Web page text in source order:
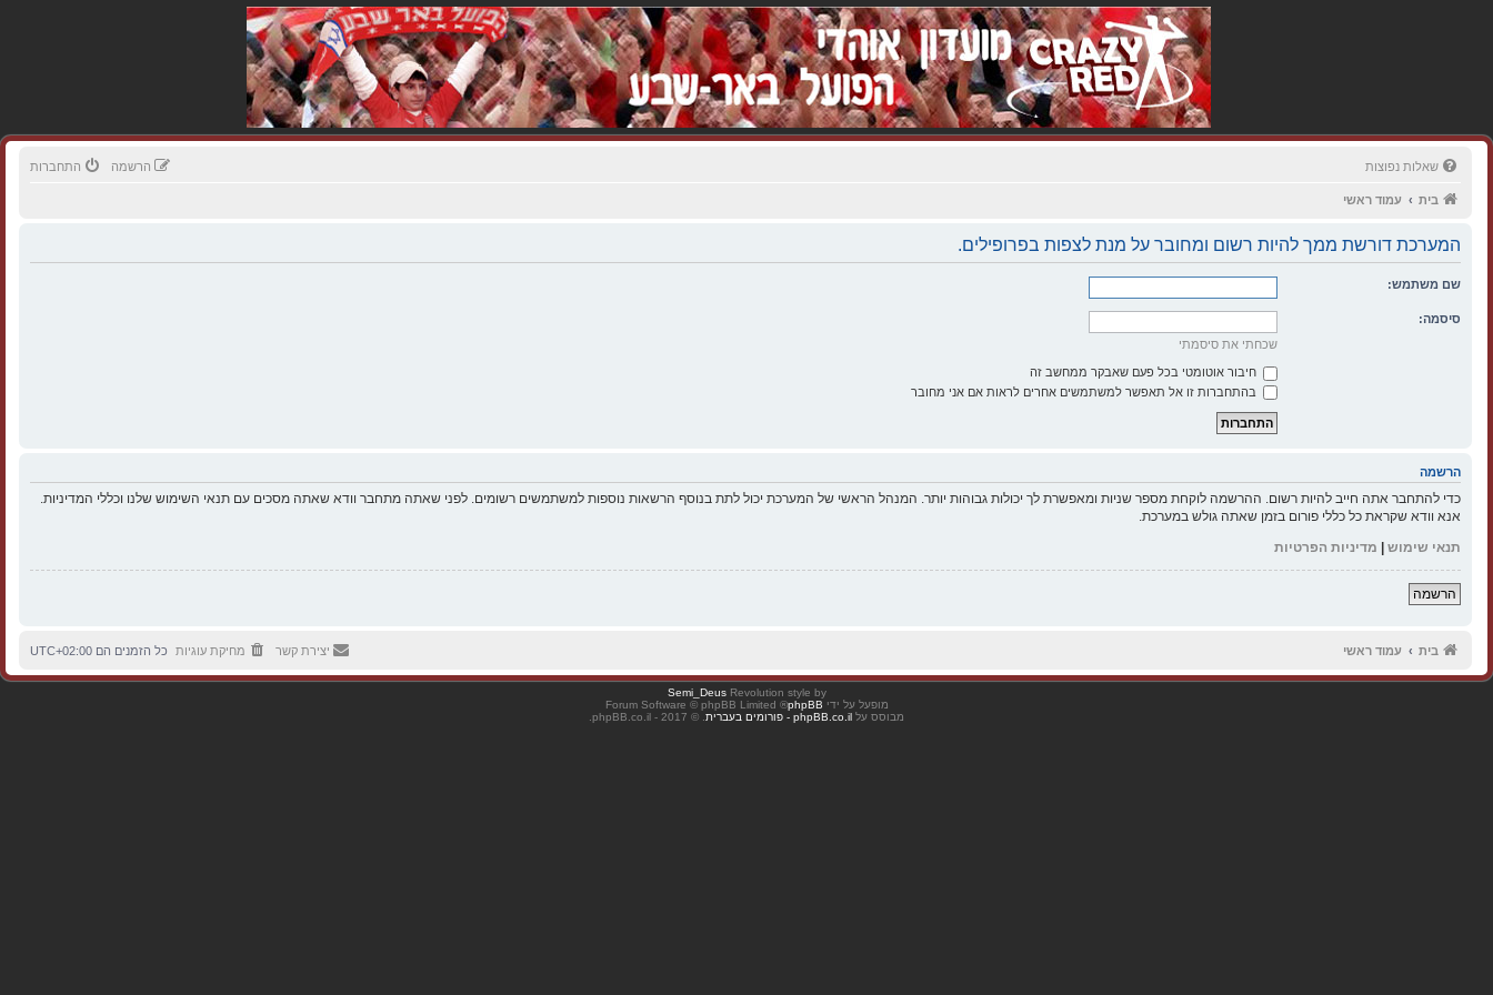
שאלות נפוצות התחברות הרשמה
בית עמוד ראשי
המערכת דורשת ממך להיות רשום ומחובר על מנת לצפות בפרופילים.
שם משתמש:
סיסמה:
שכחתי את סיסמתי
חיבור אוטומטי בכל פעם שאבקר ממחשב זה
בהתחברות זו אל תאפשר למשתמשים אחרים לראות אם אני מחובר
הרשמה
כדי להתחבר אתה חייב להיות רשום. ההרשמה לוקחת מספר שניות ומאפשרת לך יכולות גבוהות יותר. המנהל הראשי של המערכת יכול לתת בנוסף הרשאות נוספות למשתמשים רשומים. לפני שאתה מתחבר וודא שאתה מסכים עם תנאי השימוש שלנו וכללי המדיניות.
אנא וודא שקראת כל כללי פורום בזמן שאתה גולש במערכת.
תנאי שימוש | מדיניות הפרטיות
הרשמה
בית עמוד ראשי כל הזמנים הם UTC+02:00 מחיקת עוגיות יצירת קשר
Revolution style by
Semi_Deus
מופעל על ידי phpBB
® Forum Software © phpBB Limited
מבוסס על phpBB.co.il - פורומים בעברית . © 2017 - phpBB.co.il.